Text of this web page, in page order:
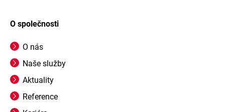
O společnosti
O nás
Naše služby
Aktuality
Reference